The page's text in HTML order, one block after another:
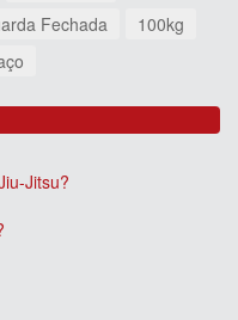
Fechada
100kg
Jitsu?